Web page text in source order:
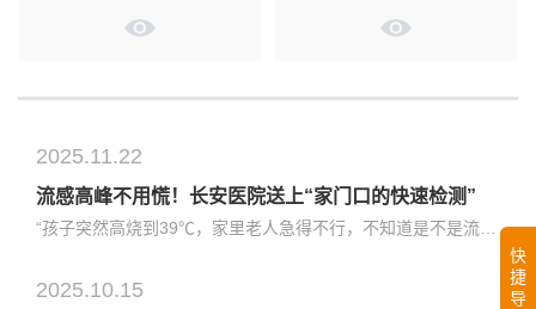
生命守护再“赋能”
生命守护再“赋能”
2025.11.22
流感高峰不用慌！长安医院送上“家门口的快速检测”
2025.10.15
快
捷
导